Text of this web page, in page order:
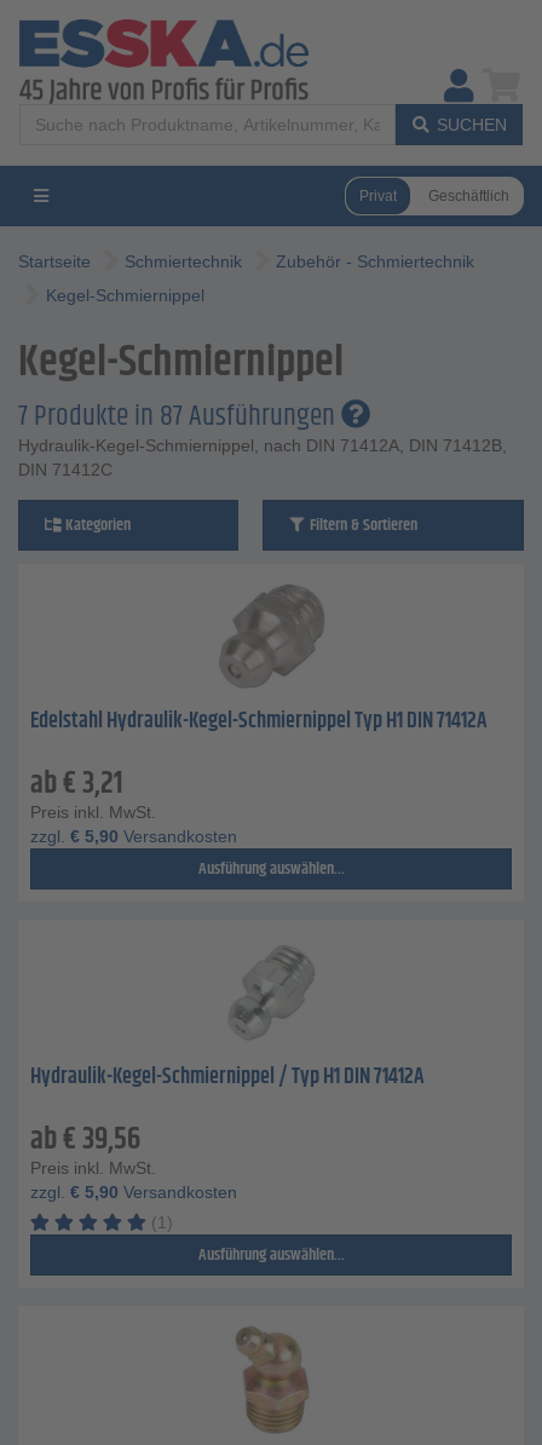
SUCHEN
Privat Geschäftlich
Startseite Schmiertechnik
Zubehör - Schmiertechnik
Kegel-Schmiernippel
Kegel-Schmiernippel
7 Produkte in 87 Ausführungen
Hydraulik-Kegel-Schmiernippel, nach DIN 71412A, DIN 71412B,
DIN 71412C
Kategorien Filtern & Sortieren
Edelstahl Hydraulik-Kegel-Schmiernippel Typ H1 DIN 71412A
ab€3,21
Preis inkl. MwSt.
zzgl. € 5,90 Versandkosten
Ausführung auswählen...
Hydraulik-Kegel-Schmiernippel / Typ H1 DIN 71412A
ab€39,56
Preis inkl. MwSt.
zzgl. € 5,90 Versandkosten
(1)
Ausführung auswählen...